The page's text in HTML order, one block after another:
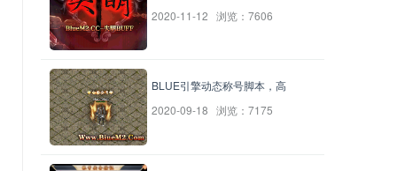
2020-11-12 浏览：7606
BLUE引擎动态称号脚本，高
2020-09-18 浏览：7175